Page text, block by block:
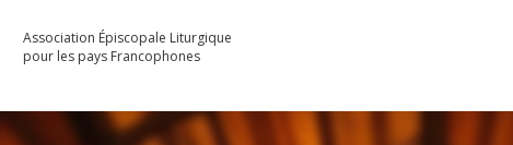
Association Épiscopale Liturgique
pour les pays Francophones